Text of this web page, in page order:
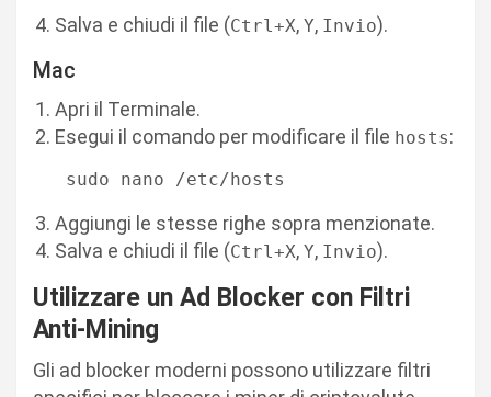
Salva e chiudi il file (Ctrl+X, Y, Invio).
Mac
Apri il Terminale.
Esegui il comando per modificare il file hosts:
   sudo nano /etc/hosts
Aggiungi le stesse righe sopra menzionate.
Salva e chiudi il file (Ctrl+X, Y, Invio).
Utilizzare un Ad Blocker con Filtri
Anti-Mining
Gli ad blocker moderni possono utilizzare filtri